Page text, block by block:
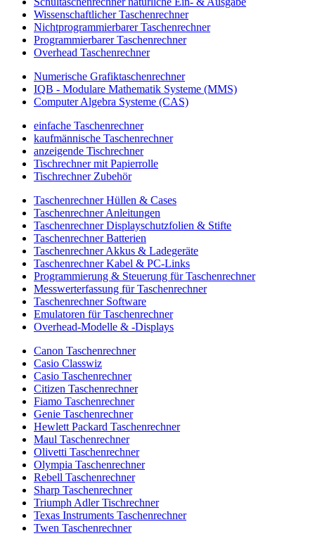
Wissenschaftlicher Taschenrechner
Nichtprogrammierbarer Taschenrechner
Programmierbarer Taschenrechner
Overhead Taschenrechner
Numerische Grafiktaschenrechner
IQB - Modulare Mathematik Systeme (MMS)
Computer Algebra Systeme (CAS)
einfache Taschenrechner
kaufmännische Taschenrechner
anzeigende Tischrechner
Tischrechner mit Papierrolle
Tischrechner Zubehör
Taschenrechner Hüllen & Cases
Taschenrechner Anleitungen
Taschenrechner Displayschutzfolien & Stifte
Taschenrechner Batterien
Taschenrechner Akkus & Ladegeräte
Taschenrechner Kabel & PC-Links
Programmierung & Steuerung für Taschenrechner
Messwerterfassung für Taschenrechner
Taschenrechner Software
Emulatoren für Taschenrechner
Overhead-Modelle & -Displays
Canon Taschenrechner
Casio Classwiz
Casio Taschenrechner
Citizen Taschenrechner
Fiamo Taschenrechner
Genie Taschenrechner
Hewlett Packard Taschenrechner
Maul Taschenrechner
Olivetti Taschenrechner
Olympia Taschenrechner
Rebell Taschenrechner
Sharp Taschenrechner
Triumph Adler Tischrechner
Texas Instruments Taschenrechner
Twen Taschenrechner